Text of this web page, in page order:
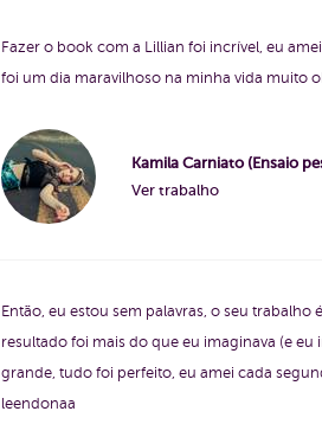
Fazer o book com a Lillian foi incrível, eu
foi um dia maravilhoso na minha vida muito
Kamila Carniato (Ensaio
Ver trabalho
Então, eu estou sem palavras, o seu
resultado foi mais do que eu imaginava (e
grande, tudo foi perfeito, eu amei cada
leendonaa